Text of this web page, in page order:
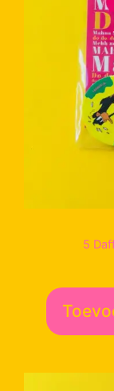
5